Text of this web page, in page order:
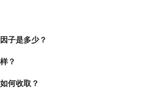
子是多少？
？
何收取？